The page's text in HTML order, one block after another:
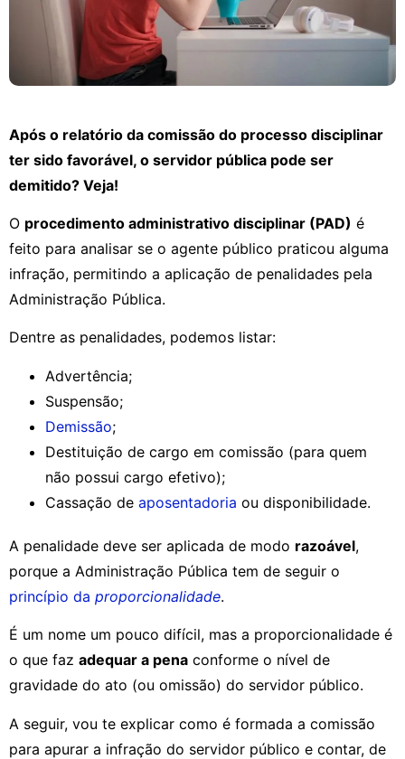
Após o relatório da comissão do processo disciplinar
ter sido favorável, o servidor pública pode ser
demitido? Veja!
O procedimento administrativo disciplinar (PAD) é
feito para analisar se o agente público praticou alguma
infração, permitindo a aplicação de penalidades pela
Administração Pública.
Dentre as penalidades, podemos listar:
Advertência;
Suspensão;
Demissão;
Destituição de cargo em comissão (para quem
não possui cargo efetivo);
Cassação de aposentadoria ou disponibilidade.
A penalidade deve ser aplicada de modo razoável,
porque a Administração Pública tem de seguir o
princípio da proporcionalidade.
É um nome um pouco difícil, mas a proporcionalidade é
o que faz adequar a pena conforme o nível de
gravidade do ato (ou omissão) do servidor público.
A seguir, vou te explicar como é formada a comissão
para apurar a infração do servidor público e contar, de